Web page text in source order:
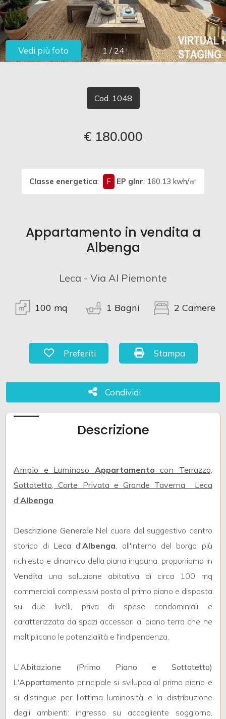
1 / 24
Vedi più foto
Cod. 1048
€ 180.000
Classe energetica: F EP glnr: 160.13 kwh/㎡
Appartamento in vendita a
Albenga
Leca - Via Al Piemonte
100 mq 1 Bagni 2 Camere
Preferiti: Cod. 1048
Preferiti Stampa: Cod. 1048
Stampa
Condividi
Condividi
Descrizione
Ampio e Luminoso Appartamento con Terrazzo,
Sottotetto, Corte Privata e Grande Taverna  Leca
d'Albenga
Descrizione Generale Nel cuore del suggestivo centro
storico di Leca d'Albenga, all'interno del borgo più
richiesto e dinamico della piana ingauna, proponiamo in
Vendita una soluzione abitativa di circa 100 mq
commerciali complessivi posta al primo piano e disposta
su due livelli, priva di spese condominiali e
caratterizzata da spazi accessori al piano terra che ne
moltiplicano le potenzialità e l'indipendenza.
L'Abitazione (Primo Piano e Sottotetto)
L'Appartamento principale si sviluppa al primo piano e
si distingue per l'ottima luminosità e la distribuzione
degli ambienti: ingresso su accogliente soggiorno,
LAVORA
CON
NOI
Provincia
Comune
Totale
minimi
Qualsiasi
1
2
4
5